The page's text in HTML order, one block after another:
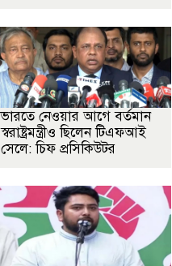
ভারতে নেওয়ার আগে বর্তমান
স্বরাষ্ট্রমন্ত্রীও ছিলেন টিএফআই
সেলে: চিফ প্রসিকিউটর